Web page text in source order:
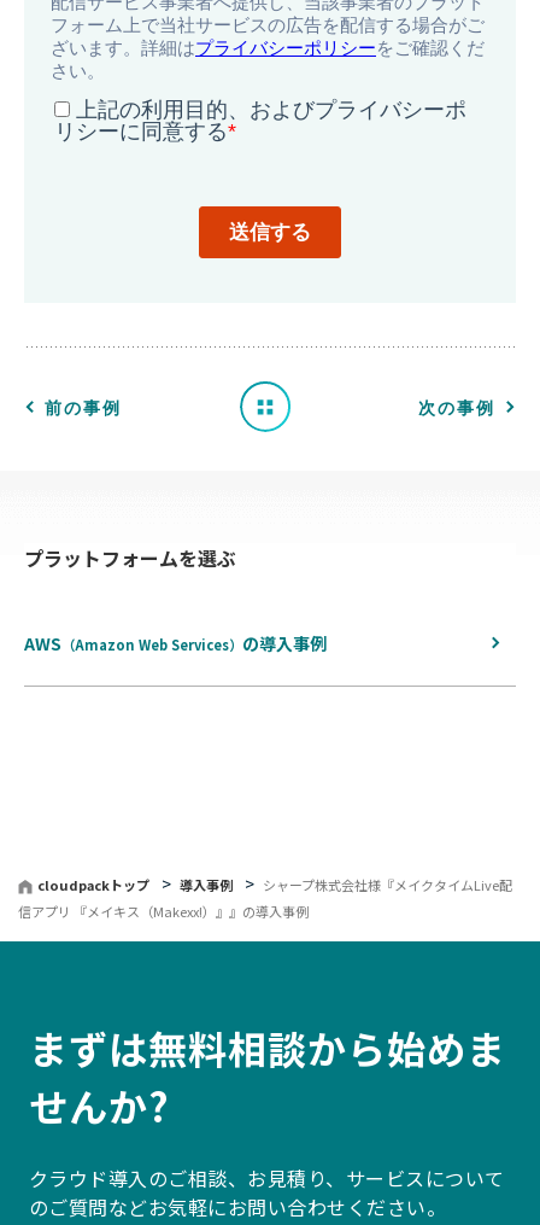
前の事例
例
一 次の事例
プラットフォームを選ぶ
AWS （Amazon Web Services） の導入事例
cloudpackトップ 導入事例
シャープ株式会社様『メイクタイムLive配
信アプリ 『メイキス（Makexx!）』』の導入事例
まずは無料相談から始めま
せんか?
クラウド導入のご相談、お見積り、サービスについて
のご質問などお気軽にお問い合わせください。